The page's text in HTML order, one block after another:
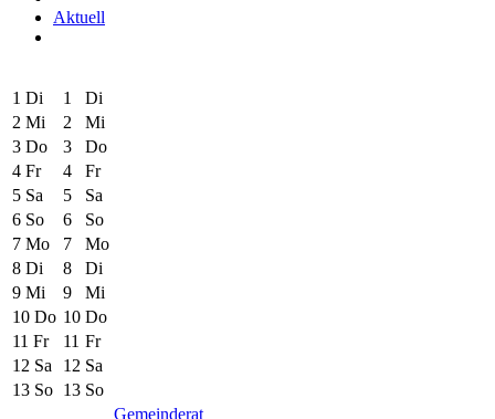
Aktuell
1 Di 1
Di
2 Mi 2
Mi
3 Do 3
Do
4 Fr 4
Fr
5 Sa 5
Sa
6 So 6
So
7 Mo 7
Mo
8 Di 8
Di
9 Mi 9
Mi
10 Do 10 Do
11 Fr 11 Fr
12 Sa 12 Sa
13 So 13 So
Gemeinderat